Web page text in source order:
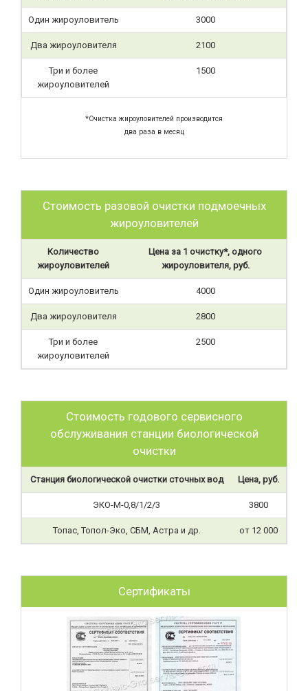
Один жироуловитель 3000
Два жироуловителя 2100
Три и более
жироуловителей
1500
*Очистка жироуловителей производится
два раза в месяц
Стоимость разовой очистки подмоечных
жироуловителей
Количество
жироуловителей
Цена за 1 очистку*, одного
жироуловителя, руб.
Один жироуловитель 4000
Два жироуловителя 2800
Три и более
жироуловителей
2500
Стоимость годового сервисного
обслуживания станции биологической
очистки
Станция биологической очистки сточных вод Цена, руб.
ЭКО-М-0,8/1/2/3 3800
Топас, Топол-Эко, СБМ, Астра и др. от 12 000
Сертификаты